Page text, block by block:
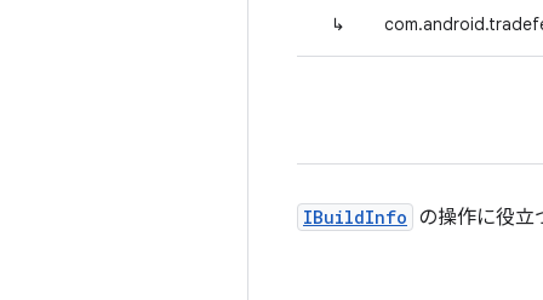
↳
IBuildInfo の操作に役立